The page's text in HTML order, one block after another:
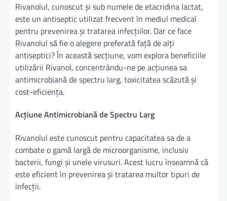
Rivanolul, cunoscut și sub numele de etacridina lactat,
este un antiseptic utilizat frecvent în mediul medical
pentru prevenirea și tratarea infecțiilor. Dar ce face
Rivanolul să fie o alegere preferată față de alți
antiseptici? În această secțiune, vom explora beneficiile
utilizării Rivanol, concentrându-ne pe acțiunea sa
antimicrobiană de spectru larg, toxicitatea scăzută și
cost-eficiența.
Acțiune Antimicrobiană de Spectru Larg
Rivanolul este cunoscut pentru capacitatea sa de a
combate o gamă largă de microorganisme, inclusiv
bacterii, fungi și unele virusuri. Acest lucru înseamnă că
este eficient în prevenirea și tratarea multor tipuri de
infecții.